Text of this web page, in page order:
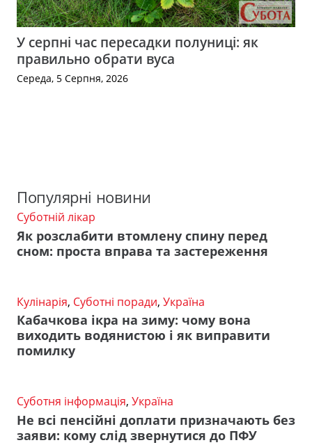
У серпні час пересадки полуниці: як
правильно обрати вуса
Середа, 5 Серпня, 2026
Популярні новини
Суботній лікар
Як розслабити втомлену спину перед
сном: проста вправа та застереження
Кулінарія, Суботні поради, Україна
Кабачкова ікра на зиму: чому вона
виходить водянистою і як виправити
помилку
Суботня інформація, Україна
Не всі пенсійні доплати призначають без
заяви: кому слід звернутися до ПФУ